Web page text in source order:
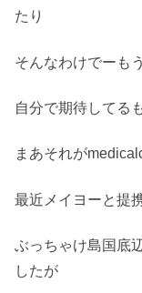
たり
そんなわけでーも
自分で期待してる
まあそれが
最近メイヨーと提
ぶっちゃけ島国底
したが